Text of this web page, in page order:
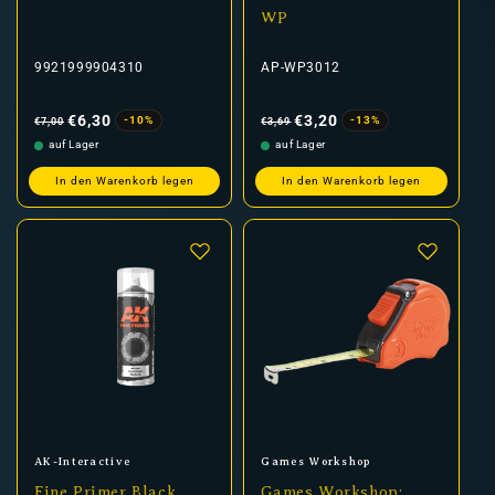
9921999904310
Preis
€7,00 €6,30
-10%
auf Lager
In den Warenkorb legen
WP
AP-WP3012
Preis
€3,69 €3,20
-13%
auf Lager
In den Warenkorb legen
Anbieter:
AK-Interactive Anbieter:
Games Workshop